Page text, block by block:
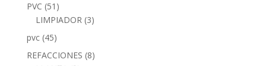
PVC (51)
LIMPIADOR (3)
pvc (45)
REFACCIONES (8)